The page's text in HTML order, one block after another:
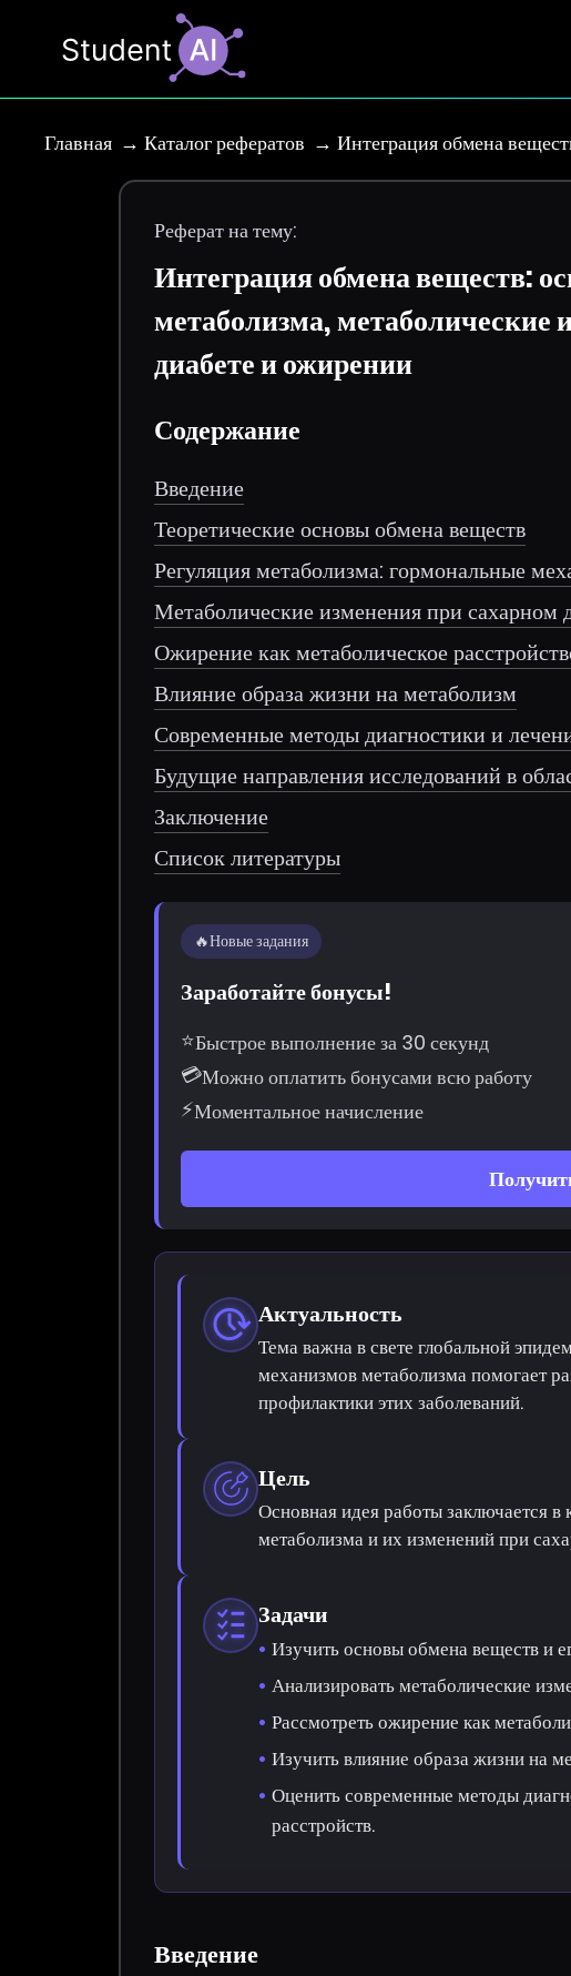
Главная Каталог рефератов Интеграция обмена
Реферат на тему:
Интеграция обмена веществ:
метаболизма, метаболические
диабете и ожирении
Содержание
Введение
Теоретические основы обмена веществ
Регуляция метаболизма: гормональные
Метаболические изменения при сахарном
Ожирение как метаболическое
Влияние образа жизни на метаболизм
Современные методы диагностики и
Будущие направления исследований в
Заключение
Список литературы
🔥Новые задания
Заработайте бонусы!
⭐Быстрое выполнение за 30 секунд
💳Можно оплатить бонусами всю работу
⚡Моментальное начисление
Актуальность
Тема важна в свете глобальной
механизмов метаболизма помогает
профилактики этих заболеваний.
Цель
Основная идея работы заключается
метаболизма и их изменений при
Задачи
Изучить основы обмена веществ и
Анализировать метаболические
Рассмотреть ожирение как
Изучить влияние образа жизни на
Оценить современные методы
расстройств.
Введение